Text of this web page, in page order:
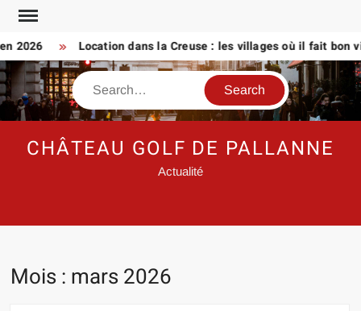
Skip
content
Location dans la Creuse : les villages où il fait bon vivre
Search
CHÂTEAU GOLF DE PALLANNE
Actualité
Mois : mars 2026